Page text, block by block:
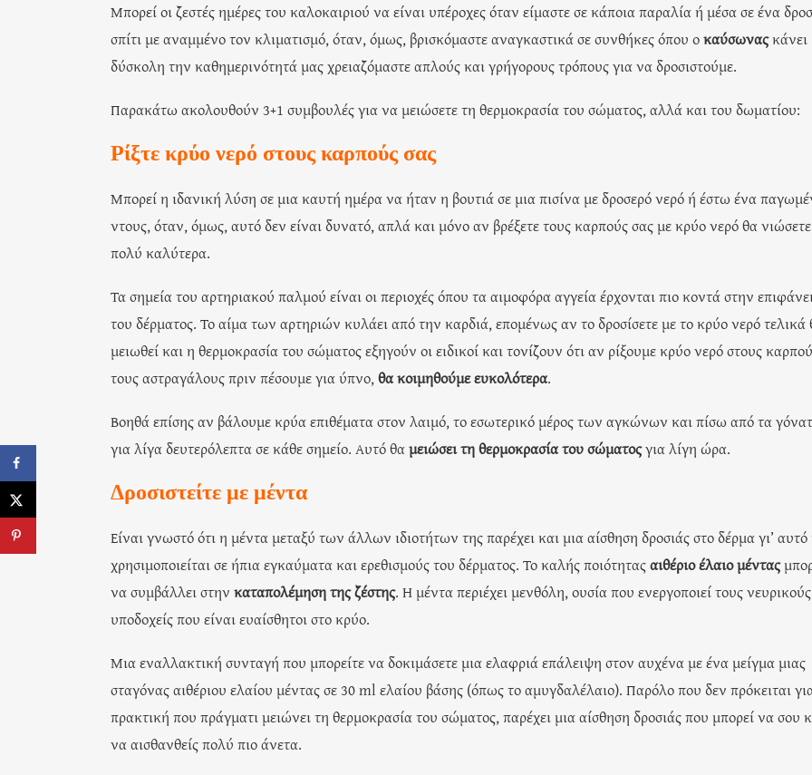
Μπορεί οι ζεστές ημέρες του καλοκαιριού να είναι υπέροχες όταν είμαστε σε κάποια παραλία ή μέσα σε ένα
σπίτι με αναμμένο τον κλιματισμό, όταν, όμως, βρισκόμαστε αναγκαστικά σε συνθήκες όπου οκαύσωναςκάνει
δύσκολη την καθημερινότητά μας χρειαζόμαστε απλούς και γρήγορους τρόπους για να δροσιστούμε.
Παρακάτω ακολουθούν 3+1 συμβουλές για να μειώσετε τη θερμοκρασία του σώματος, αλλά και του δωματίου:
Ρίξτε κρύο νερό στους καρπούς σας
Μπορεί η ιδανική λύση σε μια καυτή ημέρα να ήταν η βουτιά σε μια πισίνα με δροσερό νερό ή έστω ένα
ντους, όταν, όμως, αυτό δεν είναι δυνατό, απλά και μόνο αν βρέξετε τους καρπούς σας με κρύο νερό θα νιώσετε
πολύ καλύτερα.
Τα σημεία του αρτηριακού παλμού είναι οι περιοχές όπου τα αιμοφόρα αγγεία έρχονται πιο κοντά στην
του δέρματος. Το αίμα των αρτηριών κυλάει από την καρδιά, επομένως αν το δροσίσετε με το κρύο νερό τελικά
μειωθεί και η θερμοκρασία του σώματος εξηγούν οι ειδικοί και τονίζουν ότι αν ρίξουμε κρύο νερό στους
τους αστραγάλους πριν πέσουμε για ύπνο,θα κοιμηθούμε ευκολότερα.
Βοηθά επίσης αν βάλουμε κρύα επιθέματα στον λαιμό, το εσωτερικό μέρος των αγκώνων και πίσω από τα
για λίγα δευτερόλεπτα σε κάθε σημείο. Αυτό θαμειώσει τη θερμοκρασία του σώματοςγια λίγη ώρα.
Δροσιστείτε με μέντα
Είναι γνωστό ότι η μέντα μεταξύ των άλλων ιδιοτήτων της παρέχει και μια αίσθηση δροσιάς στο δέρμα γι’ αυτό
χρησιμοποιείται σε ήπια εγκαύματα και ερεθισμούς του δέρματος. Το καλής ποιότηταςαιθέριο έλαιο μέντας
να συμβάλλει στην καταπολέμηση της ζέστης. Η μέντα περιέχει μενθόλη, ουσία που ενεργοποιεί τους νευρικούς
υποδοχείς που είναι ευαίσθητοι στο κρύο.
Μια εναλλακτική συνταγή που μπορείτε να δοκιμάσετε μια ελαφριά επάλειψη στον αυχένα με ένα μείγμα μιας
σταγόνας αιθέριου ελαίου μέντας σε 30 ml ελαίου βάσης (όπως το αμυγδαλέλαιο). Παρόλο που δεν πρόκειται
πρακτική που πράγματι μειώνει τη θερμοκρασία του σώματος, παρέχει μια αίσθηση δροσιάς που μπορεί να σου
να αισθανθείς πολύ πιο άνετα.